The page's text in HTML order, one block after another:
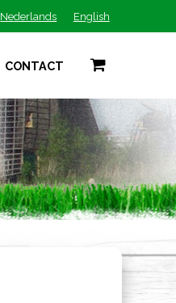
Nederlands English
CONTACT